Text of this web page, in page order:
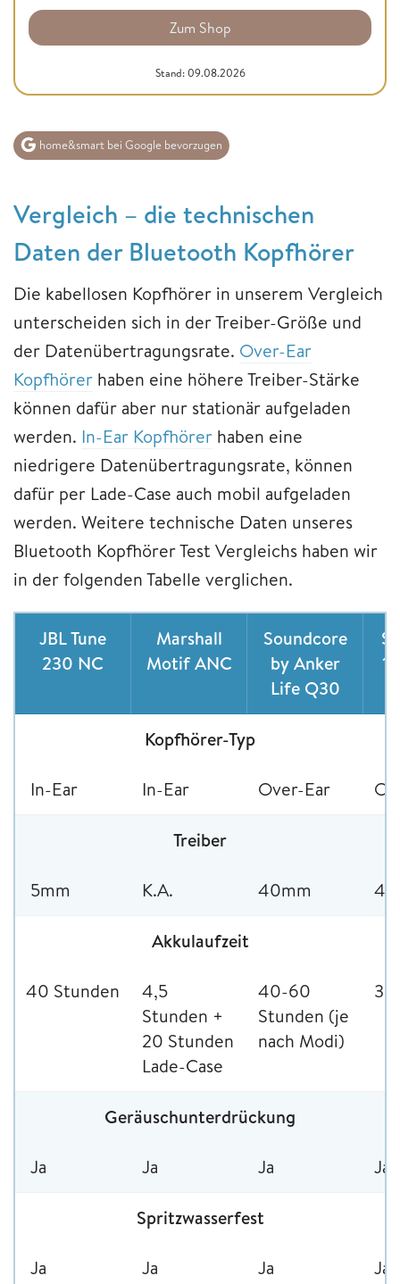
Zum Shop
Stand: 09.08.2026
home&smart bei Google bevorzugen
Vergleich – die technischen
Daten der Bluetooth Kopfhörer
Die kabellosen Kopfhörer in unserem Vergleich
unterscheiden sich in der Treiber-Größe und
der Datenübertragungsrate. Over-Ear
Kopfhörer haben eine höhere Treiber-Stärke
können dafür aber nur stationär aufgeladen
werden. In-Ear Kopfhörer haben eine
niedrigere Datenübertragungsrate, können
dafür per Lade-Case auch mobil aufgeladen
werden. Weitere technische Daten unseres
Bluetooth Kopfhörer Test Vergleichs haben wir
in der folgenden Tabelle verglichen.
JBL Tune
230 NC
Marshall
Motif ANC
Soundcore
by Anker
Life Q30
Kopfhörer-Typ
In-Ear In-Ear Over-Ear
Treiber
5mm K.A. 40mm
Akkulaufzeit
40 Stunden
4,5
Stunden +
20 Stunden
Lade-Case
40-60
Stunden (je
nach Modi)
30
Geräuschunterdrückung
Ja Ja Ja Ja
Spritzwasserfest
Ja Ja Ja Ja